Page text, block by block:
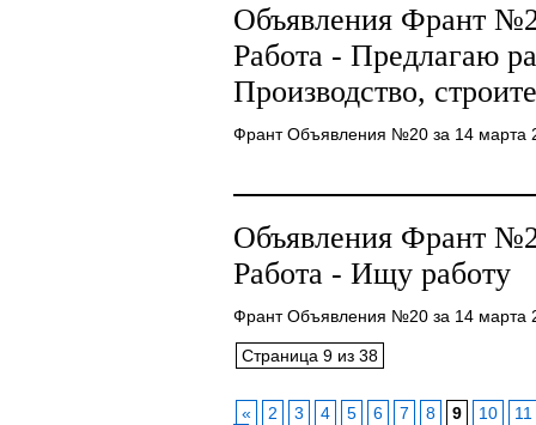
Объявления Франт
Работа - Предлагаю
Производство,
Франт Объявления №20 за 14 марта
Объявления Франт
Работа - Ищу работу
Франт Объявления №20 за 14 марта
Страница 9 из 38
« 2 3 4 5 6 7 8 9 10 11